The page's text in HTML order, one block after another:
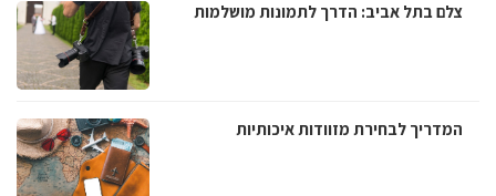
צלם בתל אביב: הדרך לתמונות מושלמות
המדריך לבחירת מזוודות איכותיות